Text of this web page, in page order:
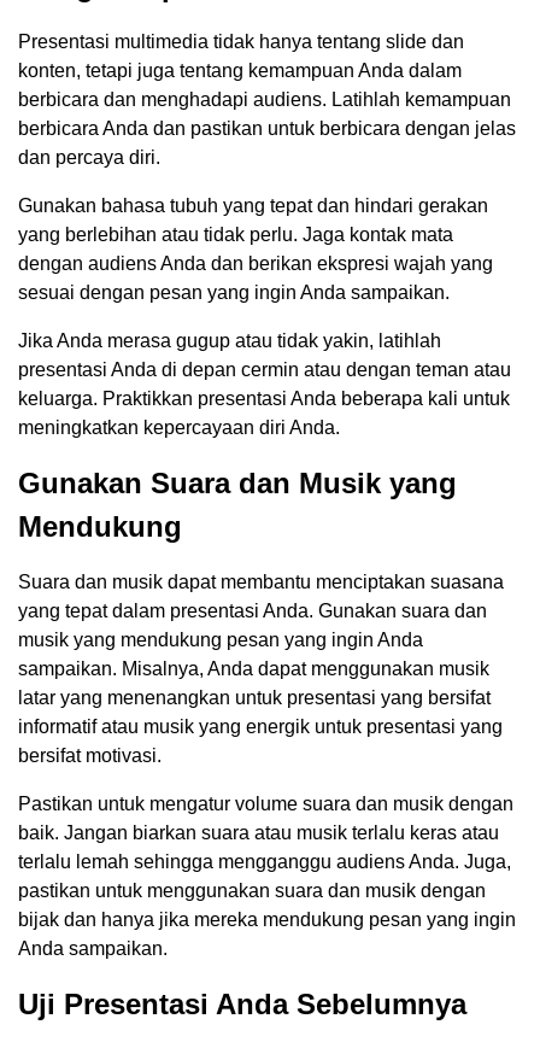
Presentasi multimedia tidak hanya tentang slide dan
konten, tetapi juga tentang kemampuan Anda dalam
berbicara dan menghadapi audiens. Latihlah kemampuan
berbicara Anda dan pastikan untuk berbicara dengan jelas
dan percaya diri.
Gunakan bahasa tubuh yang tepat dan hindari gerakan
yang berlebihan atau tidak perlu. Jaga kontak mata
dengan audiens Anda dan berikan ekspresi wajah yang
sesuai dengan pesan yang ingin Anda sampaikan.
Jika Anda merasa gugup atau tidak yakin, latihlah
presentasi Anda di depan cermin atau dengan teman atau
keluarga. Praktikkan presentasi Anda beberapa kali untuk
meningkatkan kepercayaan diri Anda.
Gunakan Suara dan Musik yang
Mendukung
Suara dan musik dapat membantu menciptakan suasana
yang tepat dalam presentasi Anda. Gunakan suara dan
musik yang mendukung pesan yang ingin Anda
sampaikan. Misalnya, Anda dapat menggunakan musik
latar yang menenangkan untuk presentasi yang bersifat
informatif atau musik yang energik untuk presentasi yang
bersifat motivasi.
Pastikan untuk mengatur volume suara dan musik dengan
baik. Jangan biarkan suara atau musik terlalu keras atau
terlalu lemah sehingga mengganggu audiens Anda. Juga,
pastikan untuk menggunakan suara dan musik dengan
bijak dan hanya jika mereka mendukung pesan yang ingin
Anda sampaikan.
Uji Presentasi Anda Sebelumnya